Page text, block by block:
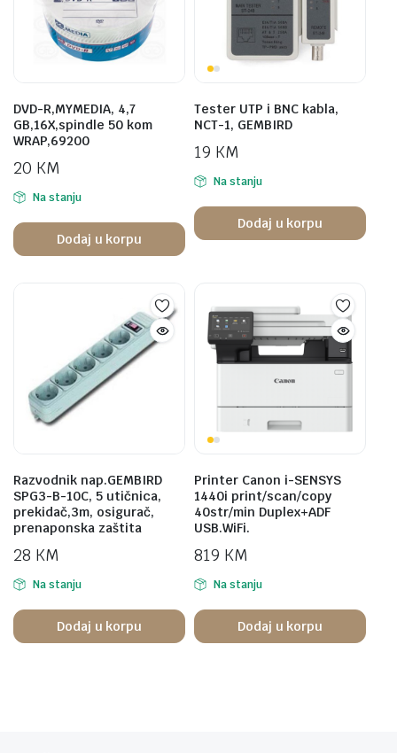
DVD-R,MYMEDIA, 4,7
GB,16X,spindle 50 kom
WRAP,69200
20 KM
Na stanju
Dodaj u korpu
Tester UTP i BNC kabla,
NCT-1, GEMBIRD
19 KM
Na stanju
Dodaj u korpu
Razvodnik nap.GEMBIRD
SPG3-B-10C, 5 utičnica,
prekidač,3m, osigurač,
prenaponska zaštita
28 KM
Na stanju
Dodaj u korpu
Printer Canon i-SENSYS
1440i print/scan/copy
40str/min Duplex+ADF
USB.WiFi.
819 KM
Na stanju
Dodaj u korpu